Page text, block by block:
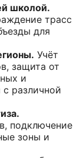
школой.
трасс
для
Учёт
защита от
и
различной
подключение
зоны и